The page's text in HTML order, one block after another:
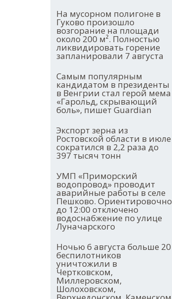
На мусорном полигоне в
Гуково произошло
возгорание на площади
около 200 м². Полностью
ликвидировать горение
запланировали 7 августа
Самым популярным
кандидатом в президенты
в Венгрии стал герой мема
«Гарольд, скрывающий
боль», пишет Guardian
Экспорт зерна из
Ростовской области в июле
сократился в 2,2 раза до
397 тысяч тонн
УМП «Приморский
водопровод» проводит
аварийные работы в селе
Пешково. Ориентировочно
до 12:00 отключено
водоснабжение по улице
Луначарского
Ночью 6 августа больше 20
беспилотников
уничтожили в
Чертковском,
Миллеровском,
Шолоховском,